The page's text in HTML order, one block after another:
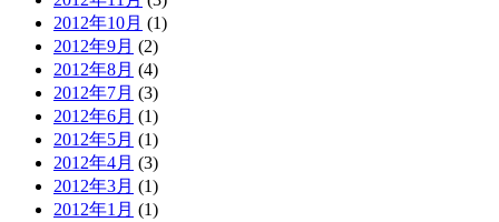
2012年10月 (1)
2012年9月 (2)
2012年8月 (4)
2012年7月 (3)
2012年6月 (1)
2012年5月 (1)
2012年4月 (3)
2012年3月 (1)
2012年1月 (1)